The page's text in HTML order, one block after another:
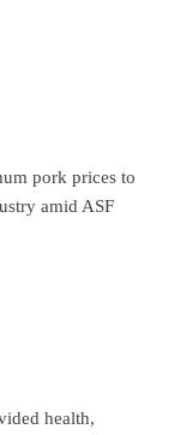
pork prices to
amid ASF
health,